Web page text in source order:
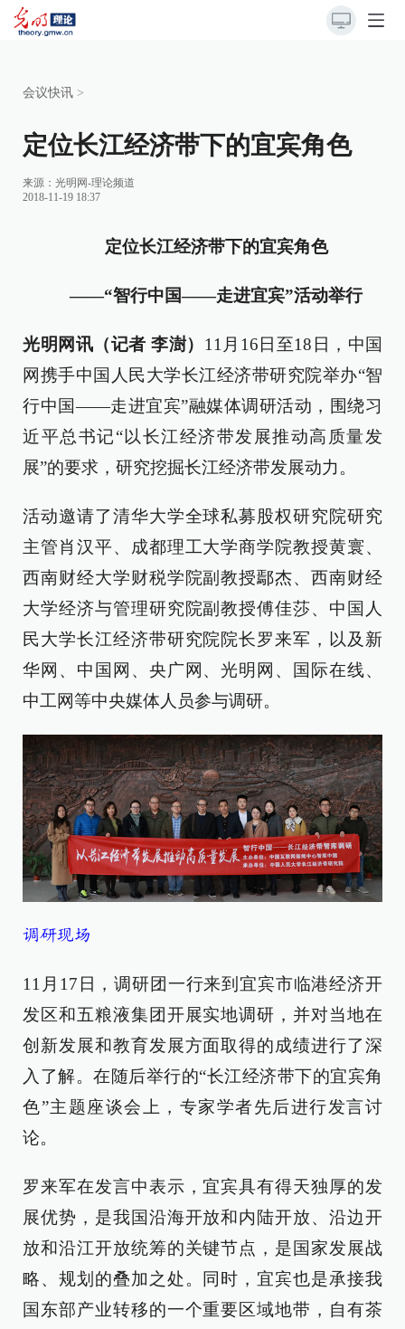
会议快讯 >
定位长江经济带下的宜宾角色
来源： 光明网-理论频道
2018-11-19 18:37
定位长江经济带下的宜宾角色
——“智行中国——走进宜宾”活动举行
光明网讯（记者 李澍） 11月16日至18日，中国
网携手中国人民大学长江经济带研究院举办“智
行中国——走进宜宾”融媒体调研活动，围绕习
近平总书记“以长江经济带发展推动高质量发
展”的要求，研究挖掘长江经济带发展动力。
活动邀请了清华大学全球私募股权研究院研究
主管肖汉平、成都理工大学商学院教授黄寰、
西南财经大学财税学院副教授鄢杰、西南财经
大学经济与管理研究院副教授傅佳莎、中国人
民大学长江经济带研究院院长罗来军，以及新
华网、中国网、央广网、光明网、国际在线、
中工网等中央媒体人员参与调研。
调研现场
11月17日，调研团一行来到宜宾市临港经济开
发区和五粮液集团开展实地调研，并对当地在
创新发展和教育发展方面取得的成绩进行了深
入了解。在随后举行的“长江经济带下的宜宾角
色”主题座谈会上，专家学者先后进行发言讨
论。
罗来军在发言中表示，宜宾具有得天独厚的发
展优势，是我国沿海开放和内陆开放、沿边开
放和沿江开放统筹的关键节点，是国家发展战
略、规划的叠加之处。同时，宜宾也是承接我
国东部产业转移的一个重要区域地带，自有茶